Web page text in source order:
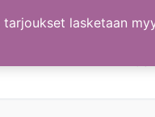
lasketaan